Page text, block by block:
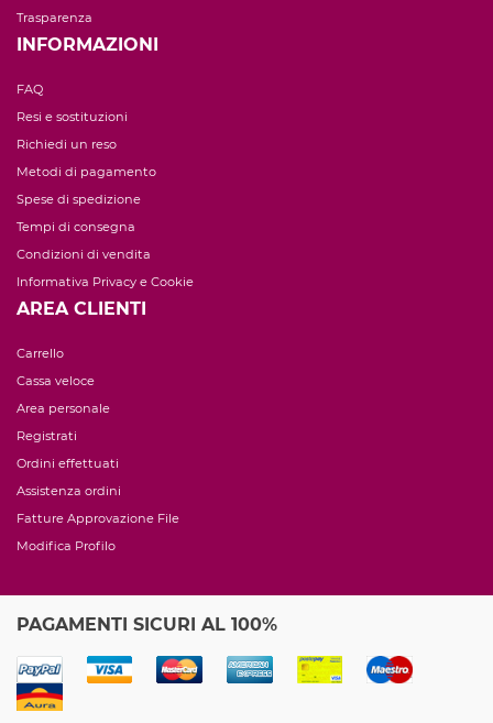
Trasparenza
INFORMAZIONI
FAQ
Resi e sostituzioni
Richiedi un reso
Metodi di pagamento
Spese di spedizione
Tempi di consegna
Condizioni di vendita
Informativa Privacy e Cookie
AREA CLIENTI
Carrello
Cassa veloce
Area personale
Registrati
Ordini effettuati
Assistenza ordini
Fatture Approvazione File
Modifica Profilo
PAGAMENTI SICURI AL 100%